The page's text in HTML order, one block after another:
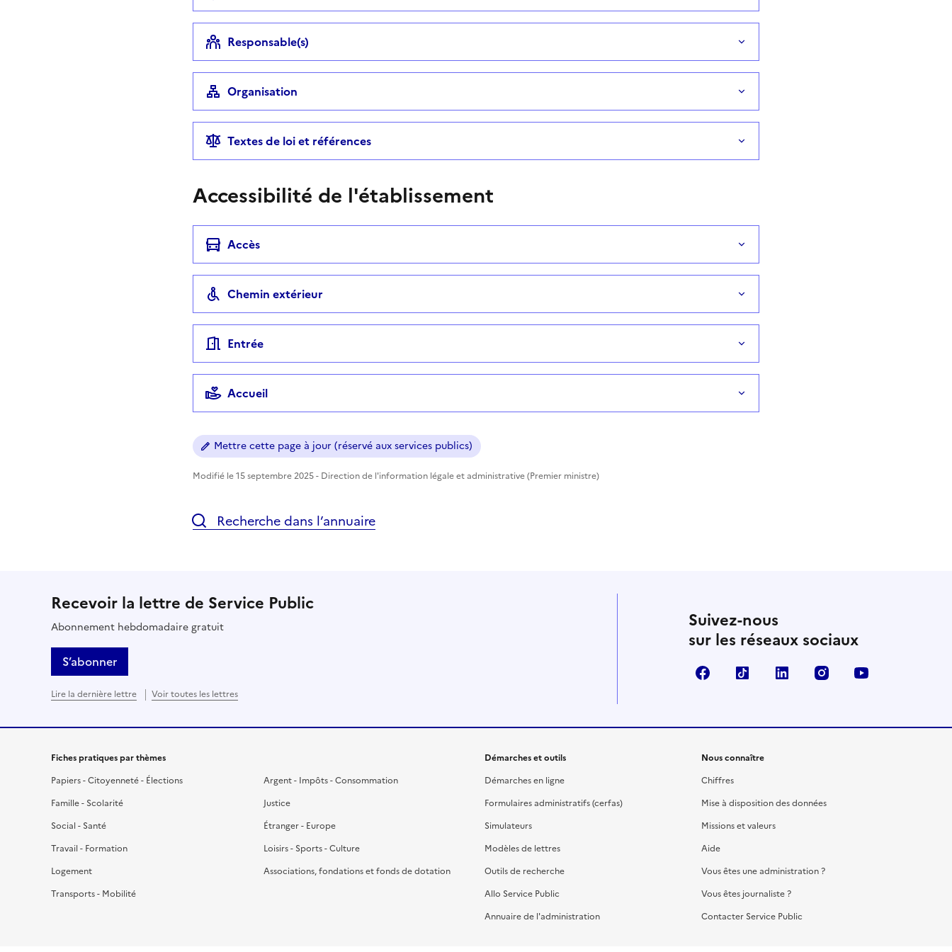
Responsable(s)
Organisation
Textes de loi et références
Accessibilité de l'établissement
Accès
Chemin extérieur
Entrée
Accueil
Mettre cette page à jour (réservé aux services publics)
Modifié le 15 septembre 2025 - Direction de l'information légale et administrative (Premier ministre)
Recherche dans l’annuaire
Recevoir la lettre de Service Public
Abonnement hebdomadaire gratuit
S’abonner
Lire la dernière lettre Voir toutes les lettres
Suivez-nous
sur les réseaux sociaux
FacebookTikTok LinkedIn Instagram
Fiches pratiques par thèmes
Papiers - Citoyenneté - Élections
Famille - Scolarité
Social - Santé
Travail - Formation
Logement
Transports - Mobilité
Argent - Impôts - Consommation
Justice
Étranger - Europe
Loisirs - Sports - Culture
Associations, fondations et fonds de dotation
Démarches et outils
Démarches en ligne
Formulaires administratifs (cerfas)
Simulateurs
Modèles de lettres
Outils de recherche
Allo Service Public
Annuaire de l'administration
Nous connaître
Chiffres
Mise à disposition des données
Missions et valeurs
Aide
Vous êtes une administration ?
Vous êtes journaliste ?
Contacter Service Public